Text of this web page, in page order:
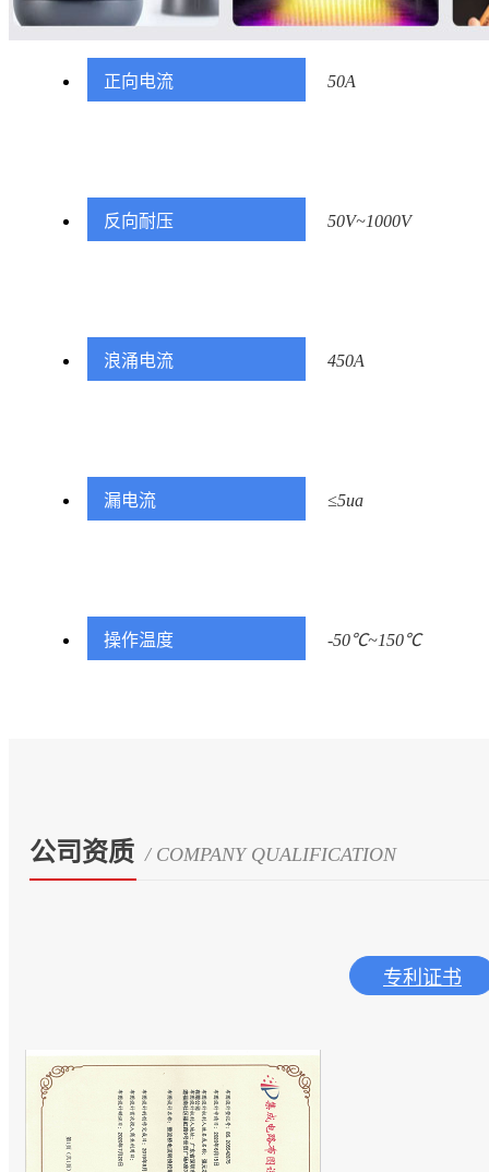
正向电流 50A
反向耐压 50V~1000V
浪涌电流 450A
漏电流 ≤5ua
操作温度 -50℃~150℃
公司资质 / COMPANY QUALIFICATION
专利证书